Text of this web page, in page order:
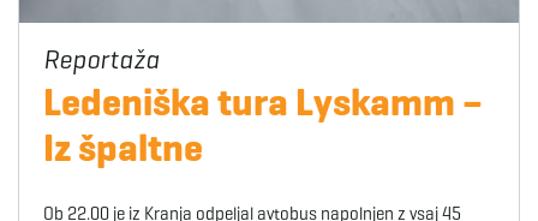
Ledeniška tura Lyskamm –
Iz špaltne
Ob 22.00 je iz Kranja odpeljal avtobus napolnjen z vsaj 45